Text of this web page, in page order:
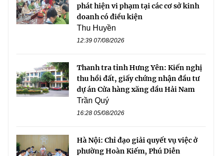
phát hiện vi phạm tại các cơ sở kinh
doanh có điều kiện
Thu Huyền
12:39 07/08/2026
Thanh tra tỉnh Hưng Yên: Kiến nghị
thu hồi đất, giấy chứng nhận đầu tư
dự án Cửa hàng xăng dầu Hải Nam
Trần Quý
16:28 05/08/2026
Hà Nội: Chỉ đạo giải quyết vụ việc ở
phường Hoàn Kiếm, Phú Diễn